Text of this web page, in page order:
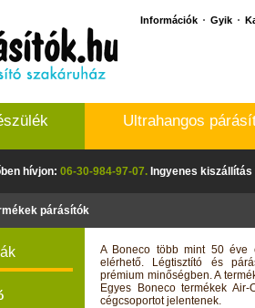
Információk Gyik
Ultrahangos
hívjon: 06-30-984-97-07. Ingyenes
párásítók
A Boneco több mint 50 éve
elérhető. Légtisztító és
prémium minőségben. A
Egyes Boneco termékek
cégcsoportot jelentenek.